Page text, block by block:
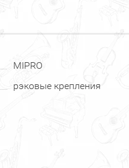
MIPRO
рэковые крепления